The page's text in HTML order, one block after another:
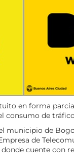
en forma
consumo de
municipio de
de
cuente con